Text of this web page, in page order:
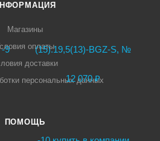
Магазины
оплаты
доставки
персональных данных
ПОМОЩЬ